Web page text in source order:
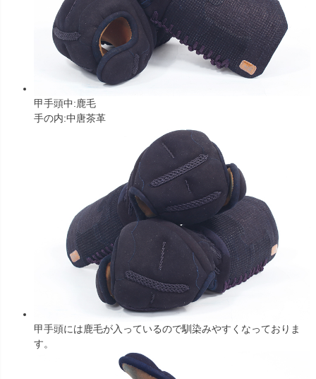
甲手頭中:鹿毛
手の内:中唐茶革
甲手頭には鹿毛が入っているので馴染みやすくなっておりま
す。